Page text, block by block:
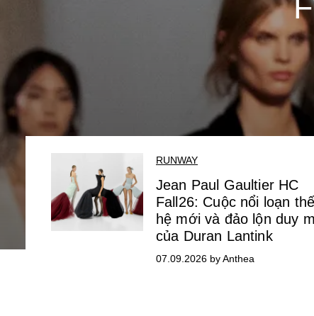
RUNWAY
Jean Paul Gaultier HC
Fall26: Cuộc nổi loạn thế
hệ mới và đảo lộn duy
của Duran Lantink
07.09.2026 by Anthea